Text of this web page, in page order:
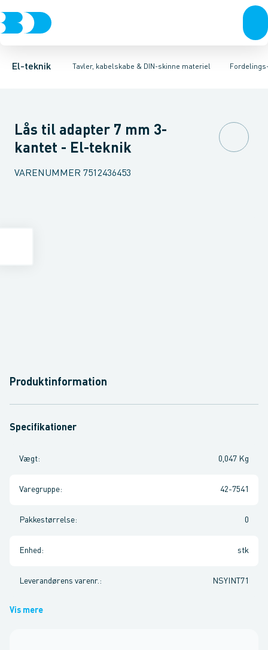
El-teknik Tavler, kabelskabe & DIN-skinne materiel
Afbrydere, stikkontakter & lampeudtagForgreningsmateriel
Tavler, kapsling og rackskabe Fordelings-/byggepladstavler
Afgangsbox for kanalskinneTilgangsboks for strømskinne
Lås til adapter 7 mm 3-
kantet - El-teknik
VARENUMMER 7512436453
Produktinformation
Specifikationer
Vægt: 0,047 Kg
Varegruppe: 42-7541
Pakkestørrelse: 0
Enhed : stk
Leverandørens varenr. : NSYINT71
Vis mere